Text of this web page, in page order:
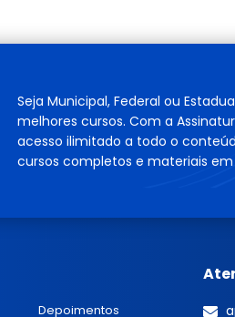
Seja Municipal, Federal ou
melhores cursos. Com a
acesso ilimitado a todo o
cursos completos e materiais em
Depoimentos